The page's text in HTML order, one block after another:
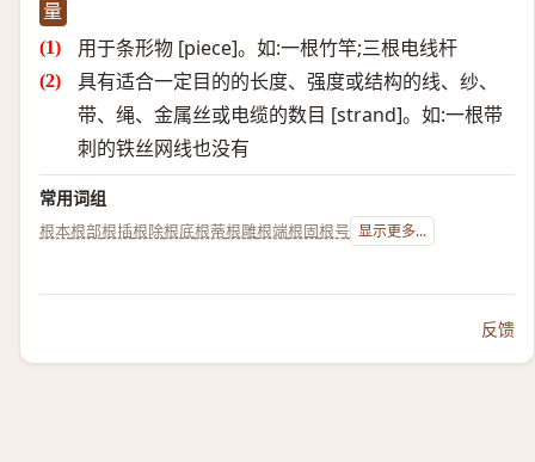
量
用于条形物 [piece]。如:一根竹竿;三根电线杆
具有适合一定目的的长度、强度或结构的线、纱、
带、绳、金属丝或电缆的数目 [strand]。如:一根带
刺的铁丝网线也没有
常用词组
根本根部根插根除根底根蒂根雕根端根固根号 显示更多...
反馈